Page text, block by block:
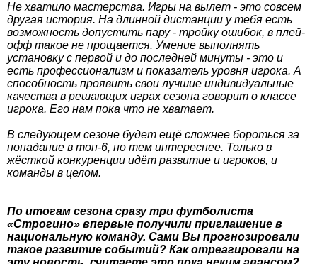
Не хватило мастерства. Игры на вылет - это совсем
другая история. На длинной дистанции у тебя есть
возможность допустить пару - тройку ошибок, в плей-
офф такое не прощается. Умение выполнять
установку с первой и до последней минуты - это и
есть профессионализм и показатель уровня игрока. А
способность проявить свои лучшие индивидуальные
качества в решающих играх сезона говорит о классе
игрока. Его нам пока что не хватает.
В следующем сезоне будет ещё сложнее бороться за
попадание в топ-6, но тем интереснее. Только в
жёсткой конкуренции идёт развитие и игроков, и
команды в целом.
По итогам сезона сразу три футболиста
«Строгино» впервые получили приглашение в
национальную команду. Сами Вы прогнозировали
такое развитие событий? Как отреагировали на